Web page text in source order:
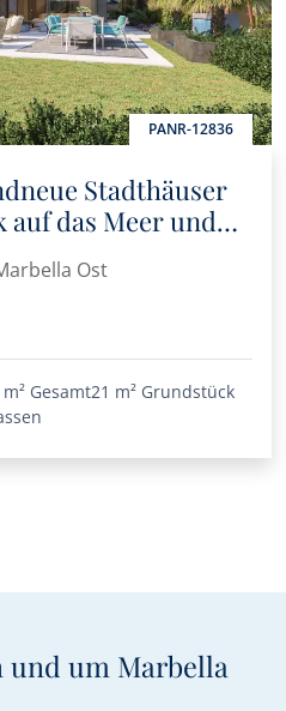
PANR-12836
Stadthäuser
das Meer und
Ost
Gesamt21 m² Grundstück
und um Marbella